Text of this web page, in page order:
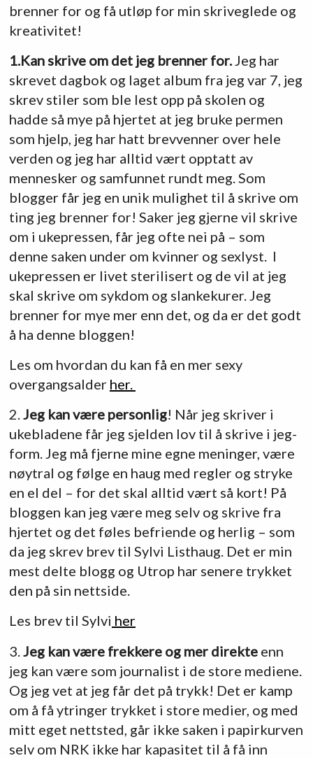
brenner for og få utløp for min skriveglede og
kreativitet!
1.Kan skrive om det jeg brenner for.Jeg har
skrevet dagbok og laget album fra jeg var 7, jeg
skrev stiler som ble lest opp på skolen og
hadde så mye på hjertet at jeg bruke permen
som hjelp, jeg har hatt brevvenner over hele
verden og jeg har alltid vært opptatt av
mennesker og samfunnet rundt meg. Som
blogger får jeg en unik mulighet til å skrive om
ting jeg brenner for! Saker jeg gjerne vil skrive
om i ukepressen, får jeg ofte nei på – som
denne saken under om kvinner og sexlyst. I
ukepressen er livet sterilisert og de vil at jeg
skal skrive om sykdom og slankekurer. Jeg
brenner for mye mer enn det, og da er det godt
å ha denne bloggen!
Les om hvordan du kan få en mer sexy
overgangsalder her.
2.Jeg kan være personlig! Når jeg skriver i
ukebladene får jeg sjelden lov til å skrive i jeg-
form. Jeg må fjerne mine egne meninger, være
nøytral og følge en haug med regler og stryke
en el del – for det skal alltid vært så kort! På
bloggen kan jeg være meg selv og skrive fra
hjertet og det føles befriende og herlig – som
da jeg skrev brev til Sylvi Listhaug. Det er min
mest delte blogg og Utrop har senere trykket
den på sin nettside.
Les brev til Sylvi her
3. Jeg kan være frekkere og mer direkteenn
jeg kan være som journalist i de store mediene.
Og jeg vet at jeg får det på trykk! Det er kamp
om å få ytringer trykket i store medier, og med
mitt eget nettsted, går ikke saken i papirkurven
selv om NRK ikke har kapasitet til å få inn